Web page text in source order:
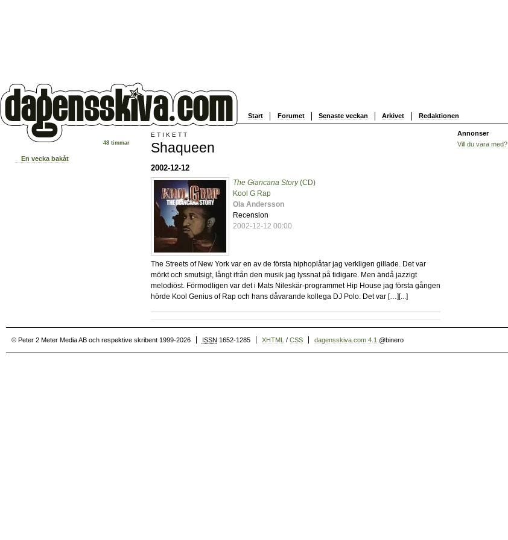
Start Forumet Senaste veckan Arkivet Redaktionen
48 timmar
En vecka bakåt
ETIKETT
Shaqueen
2002-12-12
The Giancana Story(CD)
Kool G Rap
Ola Andersson
Recension
2002-12-12 00:00
The Streets of New York var en av de första hiphoplåtar jag verkligen gillade. Det var
mörkt och smutsigt, långt ifrån den musik jag lyssnat på tidigare. Men ändå jazzigt
melodiöst. Förmodligen var det i Mats Nileskär-programmet Hip House jag första gången
hörde Kool Genius of Rap och hans dåvarande kollega DJ Polo. Det var […][...]
Annonser
Vill du vara med?
© Peter 2 Meter Media AB och respektive skribent 1999-2026 ISSN 1652-1285 XHTML / CSS dagensskiva.com 4.1 @binero